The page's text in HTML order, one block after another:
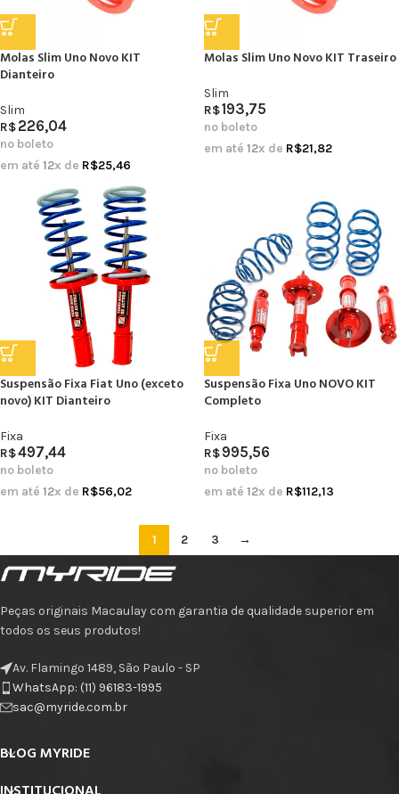
Molas Slim Uno Novo KIT
Dianteiro
Slim
R$226,04
no boleto
em até 12x de R$25,46
Molas Slim Uno Novo KIT Traseiro
Slim
R$193,75
no boleto
em até 12x de R$21,82
Suspensão Fixa Fiat Uno (exceto
novo) KIT Dianteiro
Fixa
R$497,44
no boleto
em até 12x de R$56,02
Suspensão Fixa Uno NOVO KIT
Completo
Fixa
R$995,56
no boleto
em até 12x de R$112,13
1 2 3 →
Peças originais Macaulay com garantia de qualidade superior em
todos os seus produtos!
Av. Flamingo 1489, São Paulo - SP
WhatsApp: (11) 96183-1995
sac@myride.com.br
BLOG MYRIDE